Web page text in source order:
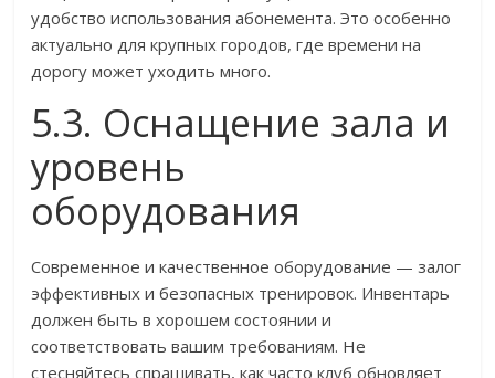
удобство использования абонемента. Это особенно
актуально для крупных городов, где времени на
дорогу может уходить много.
5.3. Оснащение зала и
уровень
оборудования
Современное и качественное оборудование — залог
эффективных и безопасных тренировок. Инвентарь
должен быть в хорошем состоянии и
соответствовать вашим требованиям. Не
стесняйтесь спрашивать, как часто клуб обновляет